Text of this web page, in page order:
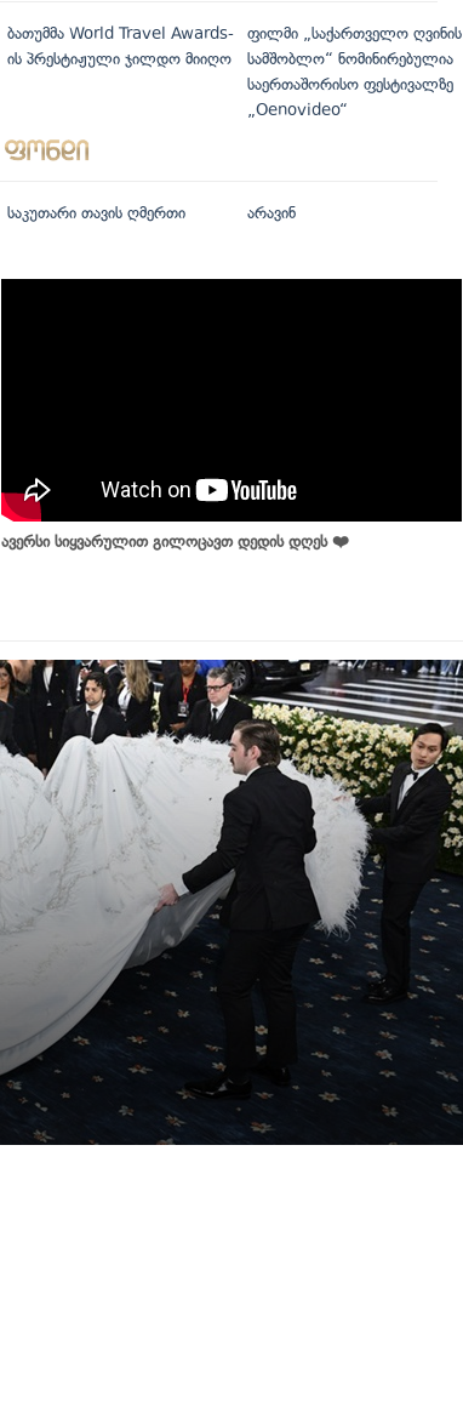
ბათუმმა World Travel Awards-
ის პრესტიჟული ჯილდო მიიღო
ფილმი „საქართველო ღვინის
სამშობლო“ ნომინირებულია
საერთაშორისო ფესტივალზე
„Oenovideo“
საკუთარი თავის ღმერთი არავინ
ავერსი სიყვარულით გილოცავთ დედის დღეს ❤️